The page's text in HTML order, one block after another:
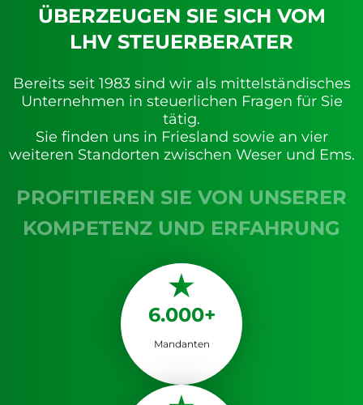
ÜBERZEUGEN SIE SICH VOM
LHV STEUERBERATER
Bereits seit 1983 sind wir als mittelständisches
Unternehmen in steuerlichen Fragen für Sie
tätig.
Sie finden uns in Friesland sowie an vier
weiteren Standorten zwischen Weser und Ems.
PROFITIEREN SIE VON UNSERER
KOMPETENZ UND ERFAHRUNG
6.000+
Mandanten